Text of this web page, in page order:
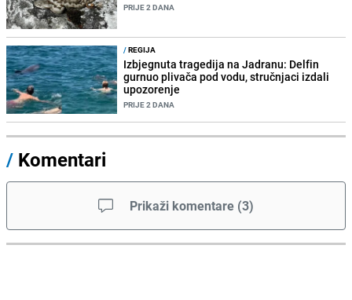
PRIJE 2 DANA
/REGIJA
Izbjegnuta tragedija na Jadranu: Delfin
gurnuo plivača pod vodu, stručnjaci izdali
upozorenje
PRIJE 2 DANA
/ Komentari
Prikaži komentare (3)